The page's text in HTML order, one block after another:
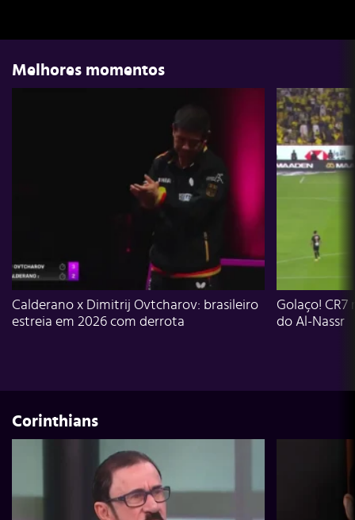
Melhores momentos
Calderano x Dimitrij Ovtcharov: brasileiro
estreia em 2026 com derrota
Golaço!
do Al-Nassr
Corinthians